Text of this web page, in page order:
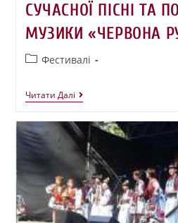
СУЧАСНОЇ ПІСНІ ТА
МУЗИКИ «ЧЕРВОНА
Фестивалі
Читати Далі